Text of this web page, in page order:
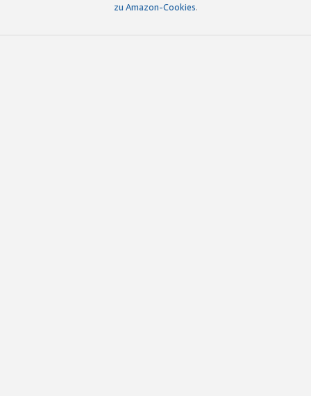
zu Amazon-Cookies.